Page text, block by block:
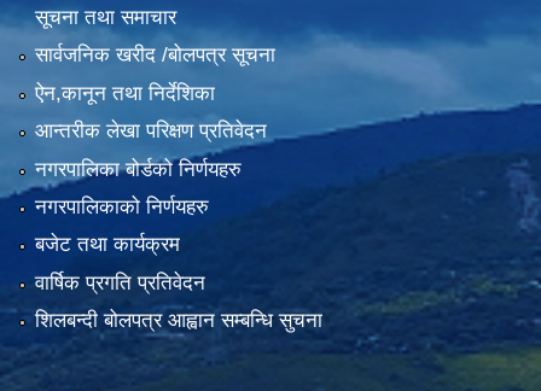
सूचना तथा समाचार
सार्वजनिक खरीद /बोलपत्र सूचना
ऐन,कानून तथा निर्देशिका
आन्तरीक लेखा परिक्षण प्रतिवेदन
नगरपालिका बोर्डको निर्णयहरु
नगरपालिकाको निर्णयहरु
बजेट तथा कार्यक्रम
वार्षिक प्रगति प्रतिवेदन
शिलबन्दी बोलपत्र आह्वान सम्बन्धि सुचना